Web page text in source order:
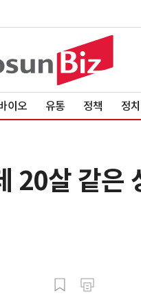
이오 유통 정책 정치
20살 같